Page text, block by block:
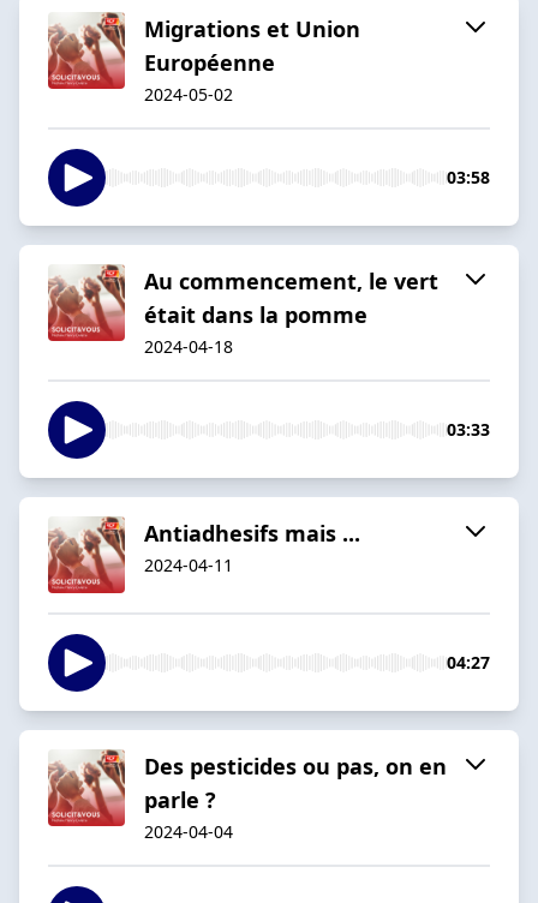
Migrations et Union
Européenne
2024-05-02
03:58
Au commencement, le vert
était dans la pomme
2024-04-18
03:33
Antiadhesifs mais ...
2024-04-11
04:27
Des pesticides ou pas, on en
parle ?
2024-04-04